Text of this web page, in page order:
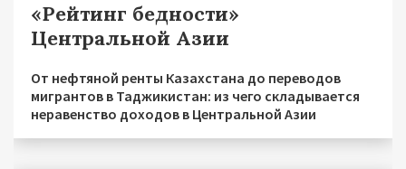
«Рейтинг бедности»
Центральной Азии
От нефтяной ренты Казахстана до переводов
мигрантов в Таджикистан: из чего складывается
неравенство доходов в Центральной Азии